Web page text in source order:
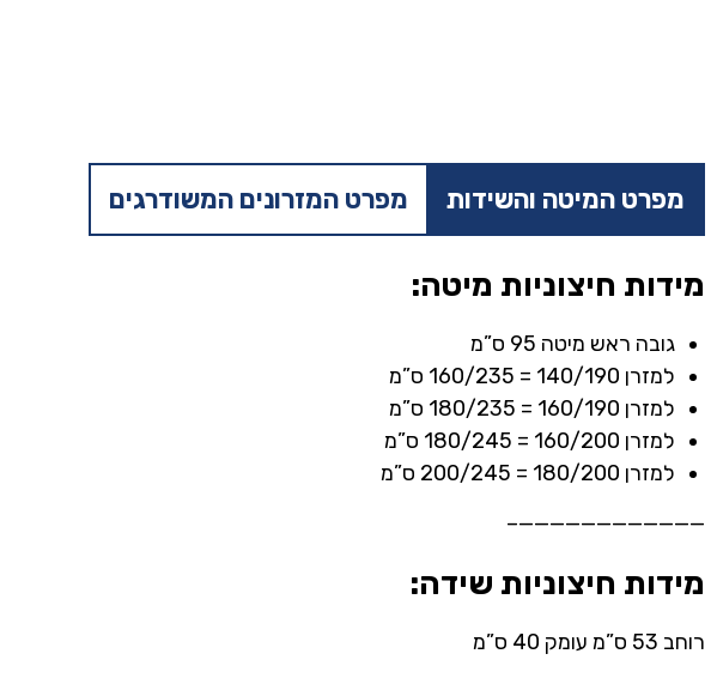
מפרט המיטה והשידות מפרט המזרונים המשודרגים
מידות חיצוניות מיטה:
גובה ראש מיטה 95 ס”מ
למזרן 140/190 = 160/235 ס”מ
למזרן 160/190 = 180/235 ס”מ
למזרן 160/200 = 180/245 ס”מ
למזרן 180/200 = 200/245 ס”מ
————————————–
מידות חיצוניות שידה:
רוחב 53 ס”מ עומק 40 ס”מ